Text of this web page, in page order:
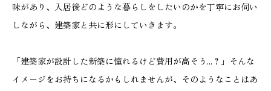
味があり、入居後どのような暮らしをしたいのかを丁寧にお伺い
しながら、建築家と共に形にしていきます。
「建築家が設計した新築に憧れるけど費用が高そう...？」そんな
イメージをお持ちになるかもしれませんが、そのようなことはあ